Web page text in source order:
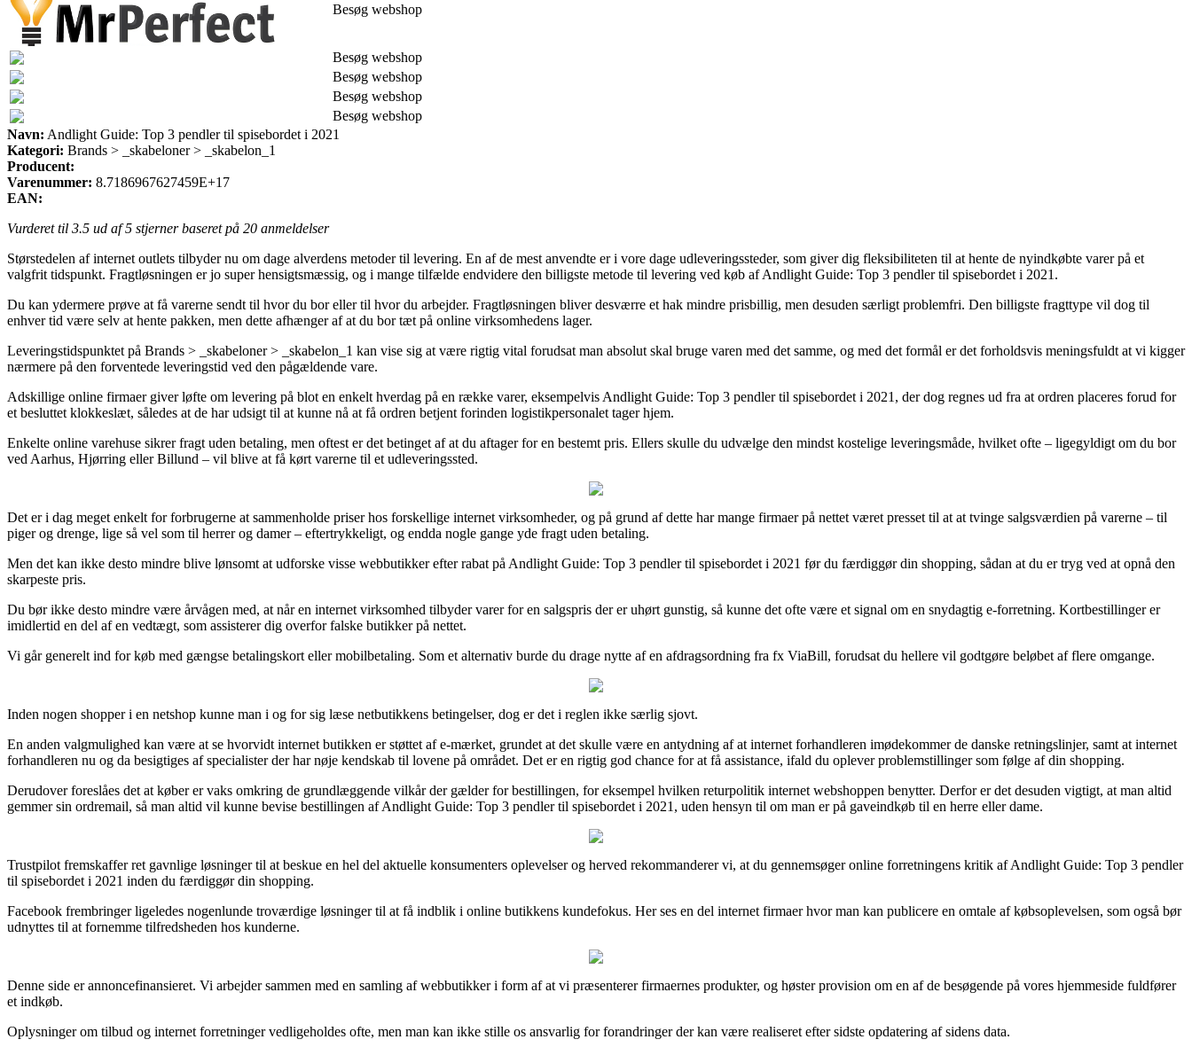
Besøg webshop
Besøg webshop
Besøg webshop
Besøg webshop
Besøg webshop
Navn: Andlight Guide: Top 3 pendler til spisebordet i 2021
Kategori: Brands > _skabeloner > _skabelon_1
Producent:
Varenummer: 8.7186967627459E+17
EAN:
Vurderet til 3.5 ud af 5 stjerner baseret på 20 anmeldelser
Størstedelen af internet outlets tilbyder nu om dage alverdens metoder til levering. En af de mest anvendte er i vore dage udleveringssteder, som giver dig fleksibiliteten til at hente de nyindkøbte varer på et
valgfrit tidspunkt. Fragtløsningen er jo super hensigtsmæssig, og i mange tilfælde endvidere den billigste metode til levering ved køb af Andlight Guide: Top 3 pendler til spisebordet i 2021.
Du kan ydermere prøve at få varerne sendt til hvor du bor eller til hvor du arbejder. Fragtløsningen bliver desværre et hak mindre prisbillig, men desuden særligt problemfri. Den billigste fragttype vil dog til
enhver tid være selv at hente pakken, men dette afhænger af at du bor tæt på online virksomhedens lager.
Leveringstidspunktet på Brands > _skabeloner > _skabelon_1 kan vise sig at være rigtig vital forudsat man absolut skal bruge varen med det samme, og med det formål er det forholdsvis meningsfuldt at vi kigger
nærmere på den forventede leveringstid ved den pågældende vare.
Adskillige online firmaer giver løfte om levering på blot en enkelt hverdag på en række varer, eksempelvis Andlight Guide: Top 3 pendler til spisebordet i 2021, der dog regnes ud fra at ordren placeres forud for
et besluttet klokkeslæt, således at de har udsigt til at kunne nå at få ordren betjent forinden logistikpersonalet tager hjem.
Enkelte online varehuse sikrer fragt uden betaling, men oftest er det betinget af at du aftager for en bestemt pris. Ellers skulle du udvælge den mindst kostelige leveringsmåde, hvilket ofte – ligegyldigt om du bor
ved Aarhus, Hjørring eller Billund – vil blive at få kørt varerne til et udleveringssted.
Det er i dag meget enkelt for forbrugerne at sammenholde priser hos forskellige internet virksomheder, og på grund af dette har mange firmaer på nettet været presset til at at tvinge salgsværdien på varerne – til
piger og drenge, lige så vel som til herrer og damer – eftertrykkeligt, og endda nogle gange yde fragt uden betaling.
Men det kan ikke desto mindre blive lønsomt at udforske visse webbutikker efter rabat på Andlight Guide: Top 3 pendler til spisebordet i 2021 før du færdiggør din shopping, sådan at du er tryg ved at opnå den
skarpeste pris.
Du bør ikke desto mindre være årvågen med, at når en internet virksomhed tilbyder varer for en salgspris der er uhørt gunstig, så kunne det ofte være et signal om en snydagtig e-forretning. Kortbestillinger er
imidlertid en del af en vedtægt, som assisterer dig overfor falske butikker på nettet.
Vi går generelt ind for køb med gængse betalingskort eller mobilbetaling. Som et alternativ burde du drage nytte af en afdragsordning fra fx ViaBill, forudsat du hellere vil godtgøre beløbet af flere omgange.
Inden nogen shopper i en netshop kunne man i og for sig læse netbutikkens betingelser, dog er det i reglen ikke særlig sjovt.
En anden valgmulighed kan være at se hvorvidt internet butikken er støttet af e-mærket, grundet at det skulle være en antydning af at internet forhandleren imødekommer de danske retningslinjer, samt at internet
forhandleren nu og da besigtiges af specialister der har nøje kendskab til lovene på området. Det er en rigtig god chance for at få assistance, ifald du oplever problemstillinger som følge af din shopping.
Derudover foreslåes det at køber er vaks omkring de grundlæggende vilkår der gælder for bestillingen, for eksempel hvilken returpolitik internet webshoppen benytter. Derfor er det desuden vigtigt, at man altid
gemmer sin ordremail, så man altid vil kunne bevise bestillingen af Andlight Guide: Top 3 pendler til spisebordet i 2021, uden hensyn til om man er på gaveindkøb til en herre eller dame.
Trustpilot fremskaffer ret gavnlige løsninger til at beskue en hel del aktuelle konsumenters oplevelser og herved rekommanderer vi, at du gennemsøger online forretningens kritik af Andlight Guide: Top 3 pendler
til spisebordet i 2021 inden du færdiggør din shopping.
Facebook frembringer ligeledes nogenlunde troværdige løsninger til at få indblik i online butikkens kundefokus. Her ses en del internet firmaer hvor man kan publicere en omtale af købsoplevelsen, som også bør
udnyttes til at fornemme tilfredsheden hos kunderne.
Denne side er annoncefinansieret. Vi arbejder sammen med en samling af webbutikker i form af at vi præsenterer firmaernes produkter, og høster provision om en af de besøgende på vores hjemmeside fuldfører
et indkøb.
Oplysninger om tilbud og internet forretninger vedligeholdes ofte, men man kan ikke stille os ansvarlig for forandringer der kan være realiseret efter sidste opdatering af sidens data.